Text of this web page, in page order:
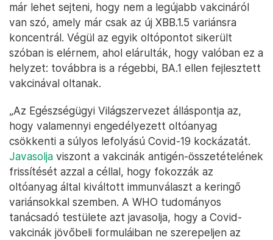
már lehet sejteni, hogy nem a legújabb vakcináról
van szó, amely már csak az új XBB.1.5 variánsra
koncentrál. Végül az egyik oltópontot sikerült
szóban is elérnem, ahol elárulták, hogy valóban ez a
helyzet: továbbra is a régebbi, BA.1 ellen fejlesztett
vakcinával oltanak.
„Az Egészségügyi Világszervezet álláspontja az,
hogy valamennyi engedélyezett oltóanyag
csökkenti a súlyos lefolyású Covid-19 kockázatát.
Javasolja viszont a vakcinák antigén-összetételének
frissítését azzal a céllal, hogy fokozzák az
oltóanyag által kiváltott immunválaszt a keringő
variánsokkal szemben. A WHO tudományos
tanácsadó testülete azt javasolja, hogy a Covid-
vakcinák jövőbeli formuláiban ne szerepeljen az